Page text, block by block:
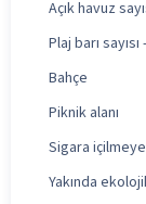
Açık havuz
Plaj barı sayısı
Bahçe
Piknik alanı
Sigara
Yakında